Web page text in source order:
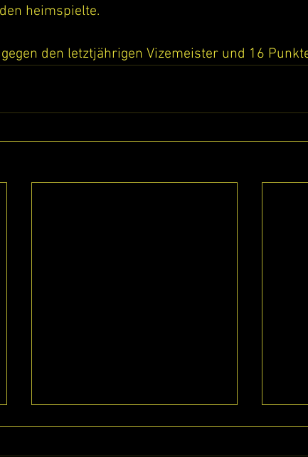
heimspielte.
den letztjährigen Vizemeister und 16